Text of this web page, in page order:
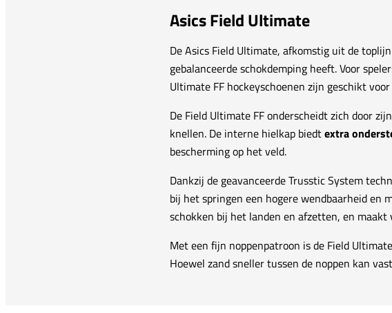
Asics Field Ultimate
De Asics Field Ultimate, afkomstig uit de
gebalanceerde schokdemping heeft. Voor
Ultimate FF hockeyschoenen zijn geschikt
De Field Ultimate FF onderscheidt zich door
knellen. De interne hielkap biedtextra
bescherming op het veld.
Dankzij de geavanceerde Trusstic System
bij het springen een hogere wendbaarheid en
schokken bij het landen en afzetten, en
Met een fijn noppenpatroon is de Field
Hoewel zand sneller tussen de noppen kan